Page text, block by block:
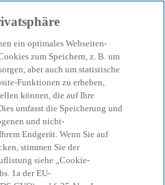
in
Vier Details
ein optimales Webseiten-
zum Speichern, z. B. um
aber auch um statistische
Funktionen zu erheben,
können, die auf Ihre
umfasst die Speicherung und
und nicht-
Endgerät. Wenn Sie auf
stimmen Sie der
siehe „Cookie-
1a der EU-